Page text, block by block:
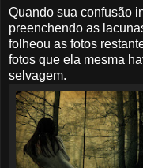
Quando sua confusão
preenchendo as
folheou as fotos
fotos que ela mesma
selvagem.